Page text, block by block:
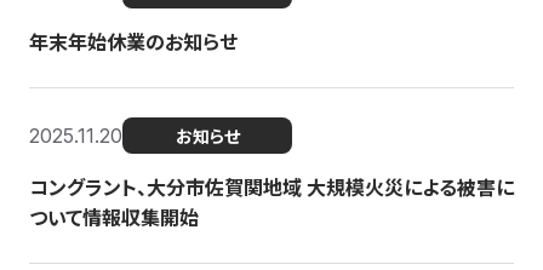
年末年始休業のお知らせ
2025.11.20 お知らせ
コングラント、大分市佐賀関地域 大規模火災による被害に
ついて情報収集開始